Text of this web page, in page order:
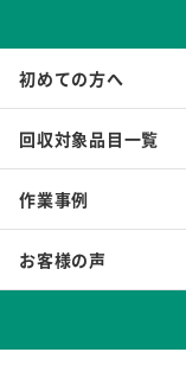
初めての方へ
回収対象品目一覧
作業事例
お客様の声